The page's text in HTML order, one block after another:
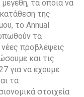
τα οποία να
της
το Annual
τα
νέες προβλέψεις
και τις
για να έχουμε
τα
στοιχεία